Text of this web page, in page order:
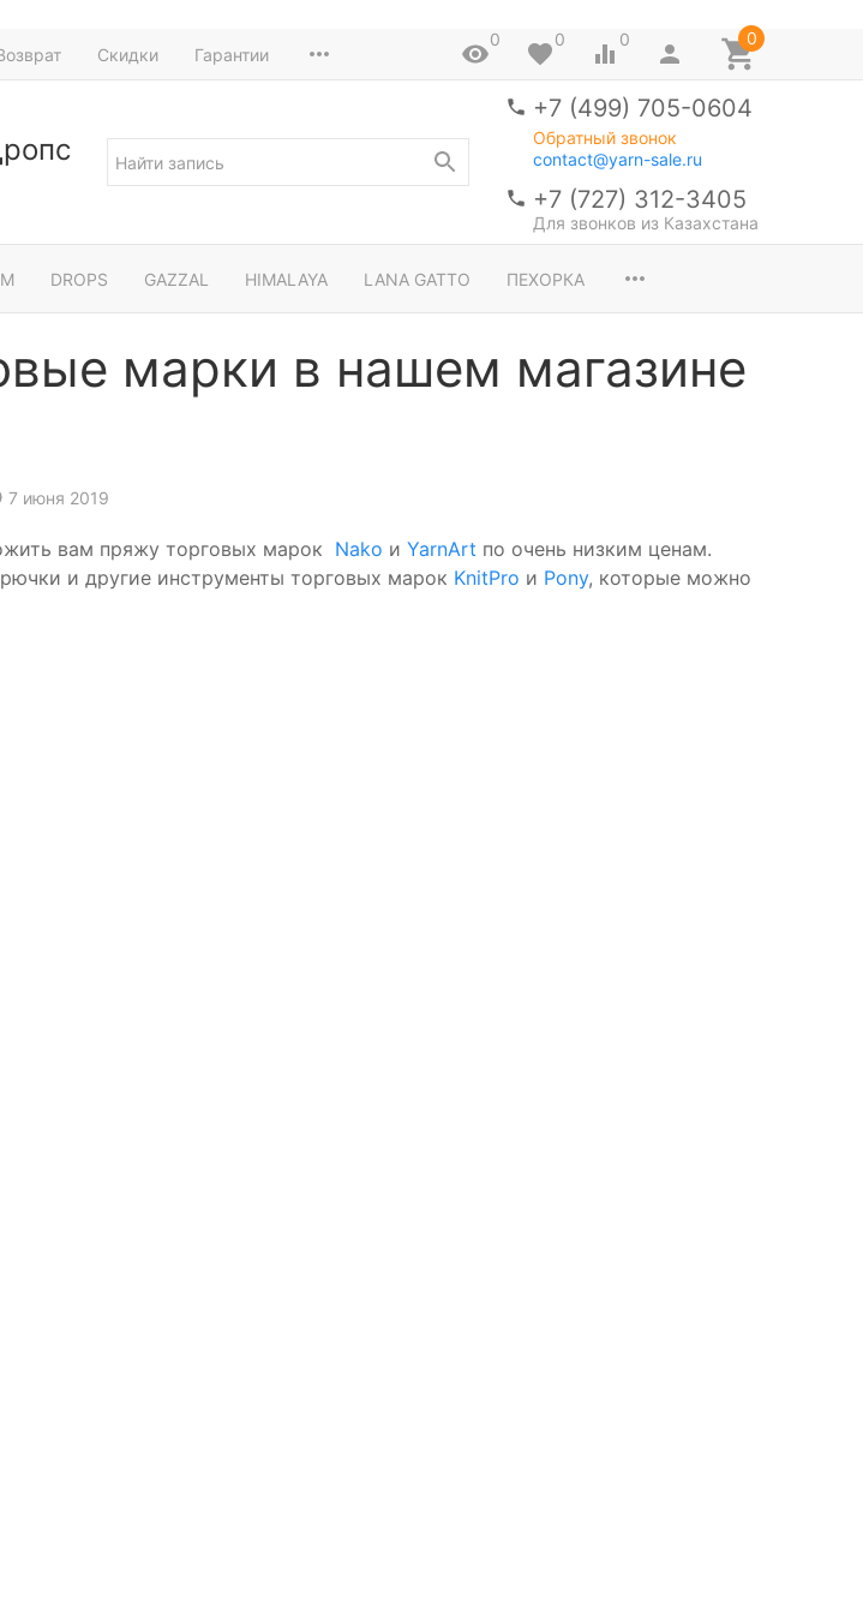
Скидки Гарантии
0 0 0 0
+7 (499) 705-0604
Обратный звонок
contact@yarn-sale.ru
+7 (727) 312-3405
Для звонков из Казахстана
DROPS GAZZAL HIMALAYA LANA GATTO ПЕХОРКА
марки в нашем магазине
7 июня 2019
вам пряжу торговых марок Nako и YarnArt по очень низким ценам.
и другие инструменты торговых марок KnitPro и Pony, которые можно